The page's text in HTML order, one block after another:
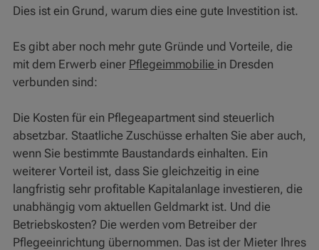
Dies ist ein Grund, warum dies eine gute Investition ist.
Es gibt aber noch mehr gute Gründe und Vorteile, die
mit dem Erwerb einer Pflegeimmobilie in Dresden
verbunden sind:
Die Kosten für ein Pflegeapartment sind steuerlich
absetzbar. Staatliche Zuschüsse erhalten Sie aber auch,
wenn Sie bestimmte Baustandards einhalten. Ein
weiterer Vorteil ist, dass Sie gleichzeitig in eine
langfristig sehr profitable Kapitalanlage investieren, die
unabhängig vom aktuellen Geldmarkt ist. Und die
Betriebskosten? Die werden vom Betreiber der
Pflegeeinrichtung übernommen. Das ist der Mieter Ihres